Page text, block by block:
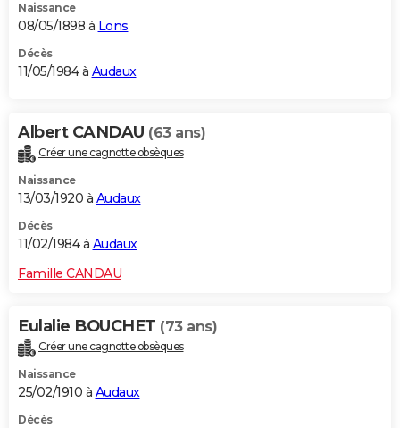
Naissance
08/05/1898 à Lons
Décès
11/05/1984 à Audaux
Albert CANDAU (63 ans)
Créer une cagnotte obsèques
Naissance
13/03/1920 à Audaux
Décès
11/02/1984 à Audaux
Famille CANDAU
Eulalie BOUCHET (73 ans)
Créer une cagnotte obsèques
Naissance
25/02/1910 à Audaux
Décès